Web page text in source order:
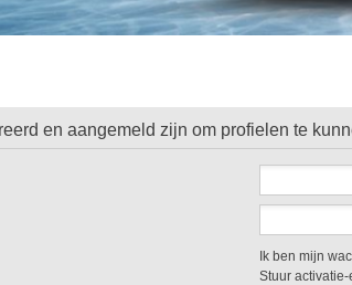
en aangemeld zijn om profielen te
Ik ben mijn
Stuur